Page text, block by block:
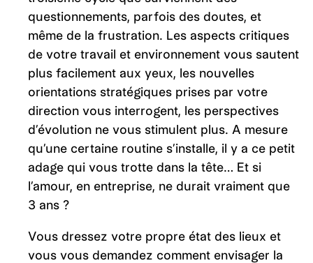
questionnements, parfois des doutes, et
même de la frustration. Les aspects critiques
de votre travail et environnement vous sautent
plus facilement aux yeux, les nouvelles
orientations stratégiques prises par votre
direction vous interrogent, les perspectives
d’évolution ne vous stimulent plus. A mesure
qu’une certaine routine s’installe, il y a ce petit
adage qui vous trotte dans la tête… Et si
l’amour, en entreprise, ne durait vraiment que
3 ans ?
Vous dressez votre propre état des lieux et
vous vous demandez comment envisager la